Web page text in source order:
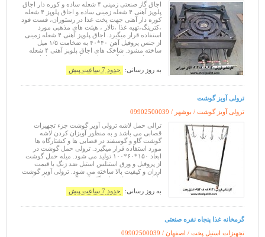
اجاق گاز صنعتی زمینی ۴ شعله ساده و کوره دار اجاق
پلوپز آهنی ۴ شعله زمینی ساده و اجاق پلوپز ۴ شعله
کوره دار آهنی جهت پخت غذا در رستوران، فست فود
،کترینگ،تهیه غذا ،تالار ، هیئت های مذهبی مورد
استفاده قرار میگیرد. اجاق پلوپز آهنی ۴ شعله زمینی
از جنس پروفیل آهن ۴۰*۴۰ به ضخامت ۱/۵ میل
ساخته مشود. شاخک های اجاق پلوپز آهنی ۴ شعله
زمینی از پروفیل آهن ۵۰*۵۰ ساخته میشود. اجاق
پلوپز آهنی ۴ شعله ز
به روز رسانی: حدود 7 ساعت پیش
ترولی آویز گوشت
ترولی آویز گوشت / بوشهر / 09902500039
ترالی حمل لاشه ترولی آویز گوشت جزء تجهیزات
قصابی می باشد و به منظور آویزان کردن لاشه
گوشت گاو و گوسفند در قصابی ها و کشتارگاه ها
مورد استفاده قرار میگیرد. ترولی حمل گوشت در
ابعاد ۱۵۰*۶۰*۱۰۰ تولید می شود. میله حمل گوشت
از پروفیل و ورق استنلس استیل ضد زنگ با قیمت
ارزان و کیفیت بالا ساخته می شود. ترولی آویز گوشت
دارای ۴ عدد قلاب یا چنگک آویز گوشت می باشد که
به صورت متحرک قابلیت جابه جایی را
به روز رسانی: حدود 7 ساعت پیش
گرمخانه غذا پنجاه نفره صنعتی
تجهیزات استیل پخت / اصفهان / 09902500039